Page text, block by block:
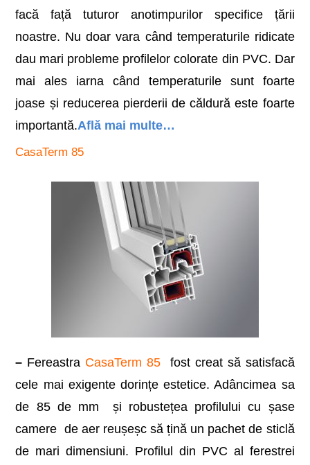
facă față tuturor anotimpurilor specifice țării
noastre. Nu doar vara când temperaturile ridicate
dau mari probleme profilelor colorate din PVC. Dar
mai ales iarna când temperaturile sunt foarte
joase și reducerea pierderii de căldură este foarte
importantă.Află mai multe…
CasaTerm 85
– Fereastra CasaTerm 85 fost creat să satisfacă
cele mai exigente dorințe estetice. Adâncimea sa
de 85 de mm și robustețea profilului cu șase
camere de aer reușeșc să țină un pachet de sticlă
de mari dimensiuni. Profilul din PVC al ferestrei